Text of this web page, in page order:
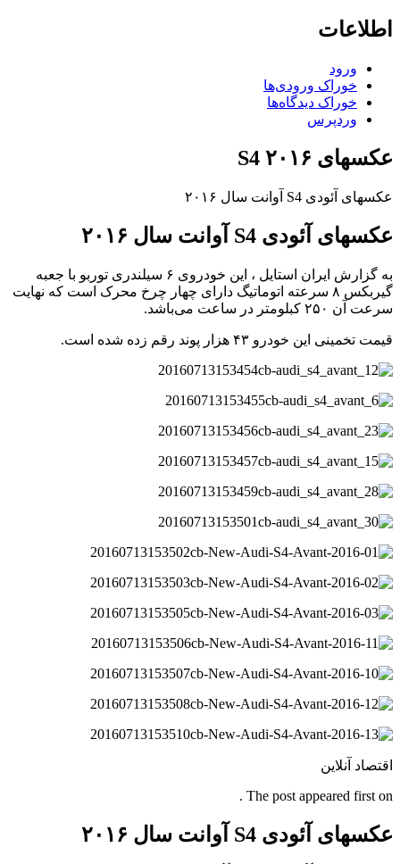
اطلاعات
ورود
خوراک ورودی‌ها
خوراک دیدگاه‌ها
وردپرس
عکسهای S4 ۲۰۱۶
عکسهای آئودی S4 آوانت سال ۲۰۱۶
عکسهای آئودی S4 آوانت سال ۲۰۱۶
به گزارش ایران استایل ، این خودروی ۶ سیلندری توربو با جعبه
گیربکس ۸ سرعته اتوماتیگ دارای چهار چرخ محرک است که نهایت
سرعت آن ۲۵۰ کبلومتر در ساعت می‌باشد.
قیمت تخمینی این خودرو ۴۳ هزار پوند رقم زده شده است.
اقتصاد آنلاین
The post appeared first on .
عکسهای آئودی S4 آوانت سال ۲۰۱۶